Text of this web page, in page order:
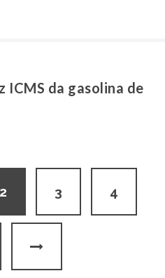
ICMS da gasolina de
2 3 4